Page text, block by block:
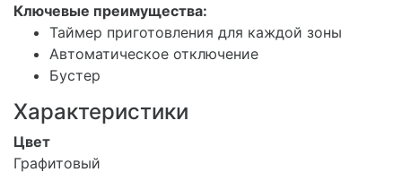
Ключевые преимущества:
Таймер приготовления для каждой зоны
Автоматическое отключение
Бустер
Характеристики
Цвет
Графитовый